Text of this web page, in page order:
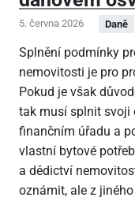
5. června 2026 Daně
Splnění podmínky
nemovitosti je pro
Pokud je však
tak musí splnit svoji
finančním úřadu a
vlastní bytové
a dědictví
oznámit, ale z